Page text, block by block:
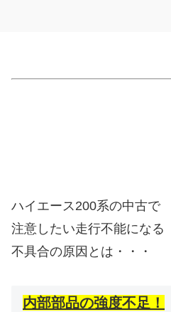
ハイエース200系の中古で
注意したい走行不能になる
不具合の原因とは・・・
内部部品の強度不足！